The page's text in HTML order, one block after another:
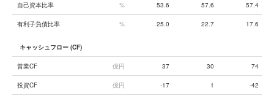
自己資本比率 % 53.6 57.6 57.4
有利子負債比率 % 25.0 22.7 17.6
キャッシュフロー (CF)
営業CF 億円 37 30 74
投資CF 億円 -17 1 -42